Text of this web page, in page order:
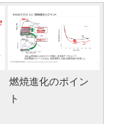
燃焼進化のポイン
ト